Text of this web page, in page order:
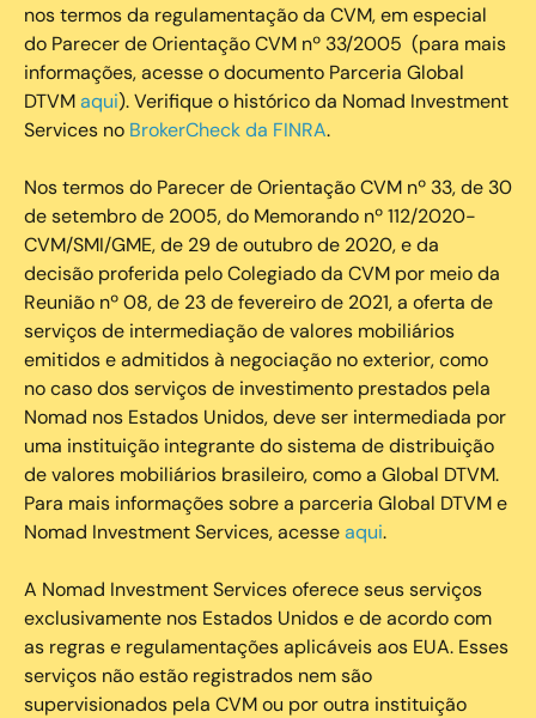
nos termos da regulamentação da CVM, em especial
do Parecer de Orientação CVM nº 33/2005 (para mais
informações, acesse o documento Parceria Global
DTVMaqui). Verifique o histórico da Nomad Investment
Services no BrokerCheck da FINRA.
Nos termos do Parecer de Orientação CVM nº 33, de 30
de setembro de 2005, do Memorando nº 112/2020-
CVM/SMI/GME, de 29 de outubro de 2020, e da
decisão proferida pelo Colegiado da CVM por meio da
Reunião nº 08, de 23 de fevereiro de 2021, a oferta de
serviços de intermediação de valores mobiliários
emitidos e admitidos à negociação no exterior, como
no caso dos serviços de investimento prestados pela
Nomad nos Estados Unidos, deve ser intermediada por
uma instituição integrante do sistema de distribuição
de valores mobiliários brasileiro, como a Global DTVM.
Para mais informações sobre a parceria Global DTVM e
Nomad Investment Services, acesseaqui.
A Nomad Investment Services oferece seus serviços
exclusivamente nos Estados Unidos e de acordo com
as regras e regulamentações aplicáveis aos EUA. Esses
serviços não estão registrados nem são
supervisionados pela CVM ou por outra instituição